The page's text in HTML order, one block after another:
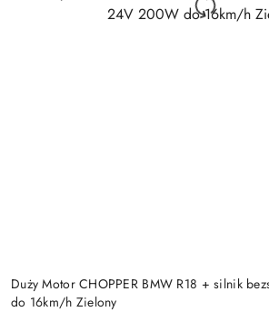
Duży Motor CHOPPER BMW R18 + silnik
do 16km/h Zielony